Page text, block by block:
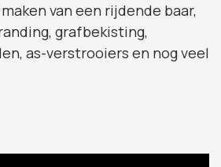
van een rijdende baar,
grafbekisting,
as-verstrooiers en nog veel